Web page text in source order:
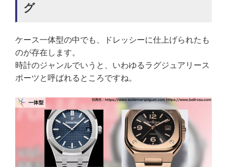
グ
ケース一体型の中でも、ドレッシーに仕上げられたも
のが存在します。
時計のジャンルでいうと、いわゆるラグジュアリース
ポーツと呼ばれるところですね。